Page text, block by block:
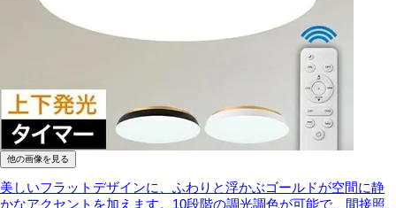
他の画像を見る
美しいフラットデザインに、ふわりと浮かぶゴールドが空間に静
かなアクセントを加えます。10段階の調光調色が可能で、間接照